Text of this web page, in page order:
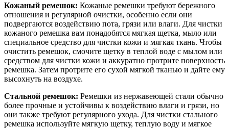
Кожаный ремешок: Кожаные ремешки требуют бережного
отношения и регулярной очистки, особенно если они
подвергаются воздействию пота, грязи или влаги. Для чистки
кожаного ремешка вам понадобятся мягкая щетка, мыло или
специальное средство для чистки кожи и мягкая ткань. Чтобы
очистить ремешок, смочите щетку в теплой воде с мылом или
средством для чистки кожи и аккуратно протрите поверхность
ремешка. Затем протрите его сухой мягкой тканью и дайте ему
высохнуть на воздухе.
Стальной ремешок: Ремешки из нержавеющей стали обычно
более прочные и устойчивы к воздействию влаги и грязи, но
они также требуют регулярного ухода. Для чистки стального
ремешка используйте мягкую щетку, теплую воду и мягкое